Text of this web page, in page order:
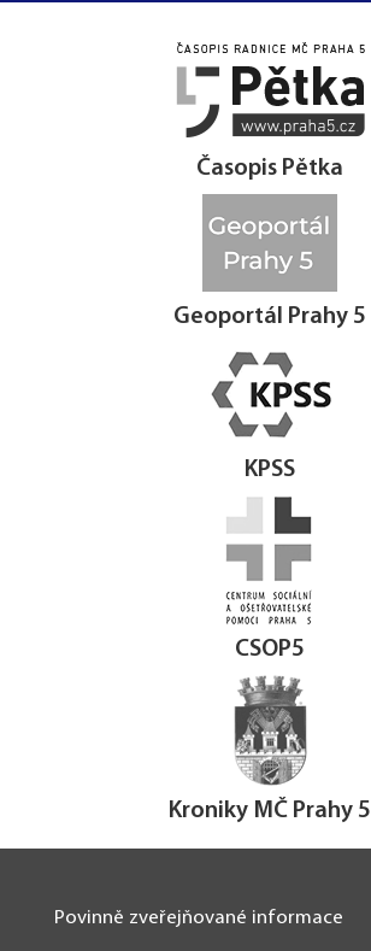
 
Časopis Pětka
Geoportál Prahy 5
KPSS
CSOP5
Kroniky MČ Prahy 5
Povinně zveřejňované informace